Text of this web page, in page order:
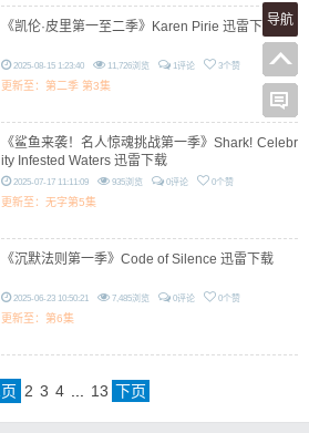
《凯伦·皮里第一至二季》Karen Pirie 迅雷下载
2025-08-15 1:23:40 11,726浏览 1评论 3个赞
更新至：第二季 第3集
《鲨鱼来袭！名人惊魂挑战第一季》Shark! Celebr
ity Infested Waters 迅雷下载
2025-07-17 11:11:09 935浏览 0评论 0个赞
更新至：无字第5集
《沉默法则第一季》Code of Silence 迅雷下载
2025-06-23 10:50:21 7,485浏览 0评论 0个赞
更新至：第6集
页 2 3 4 13 下页
导航